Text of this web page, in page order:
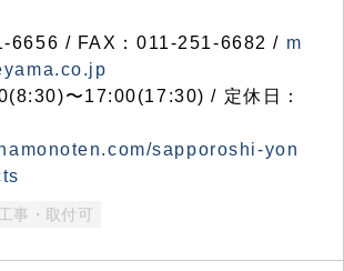
6656 / FAX：011-251-6682 / m
〜17:00(17:30) / 定休日：
sapporoshi-yon
工事・取付可